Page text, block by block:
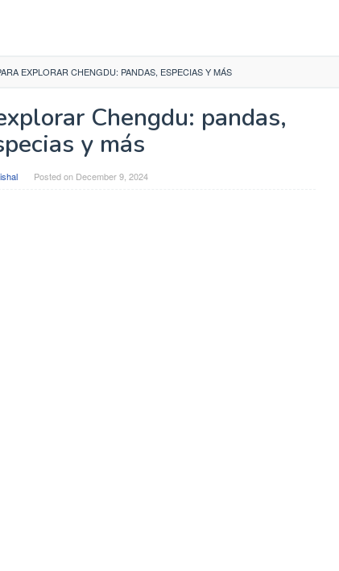
EXPLORAR CHENGDU: PANDAS, ESPECIAS Y MÁS
Chengdu: pandas,
y más
Posted on December 9, 2024